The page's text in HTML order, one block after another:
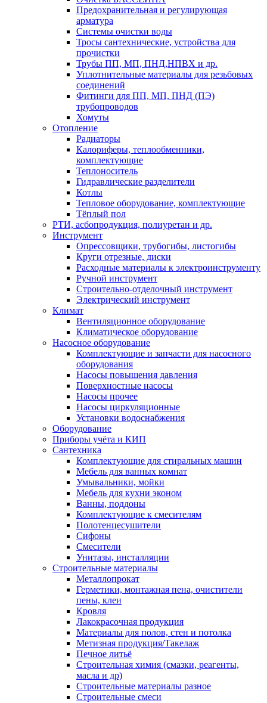
Предохранительная и регулирующая
арматура
Системы очистки воды
Тросы сантехнические, устройства для
прочистки
Трубы ПП, МП, ПНД,НПВХ и др.
Уплотнительные материалы для резьбовых
соединений
Фитинги для ПП, МП, ПНД (ПЭ)
трубопроводов
Хомуты
Отопление
Радиаторы
Калориферы, теплообменники,
комплектующие
Теплоноситель
Гидравлические разделители
Котлы
Тепловое оборудование, комплектующие
Тёплый пол
РТИ, асбопродукция, полиуретан и др.
Инструмент
Опрессовщики, трубогибы, листогибы
Круги отрезные, диски
Расходные материалы к электроинструменту
Ручной инструмент
Строительно-отделочный инструмент
Электрический инструмент
Климат
Вентиляционное оборудование
Климатическое оборудование
Насосное оборудование
Комплектующие и запчасти для насосного
оборудования
Насосы повышения давления
Поверхностные насосы
Насосы прочее
Насосы циркуляционные
Установки водоснабжения
Оборудование
Приборы учёта и КИП
Сантехника
Комплектующие для стиральных машин
Мебель для ванных комнат
Умывальники, мойки
Мебель для кухни эконом
Ванны, поддоны
Комплектующие к смесителям
Полотенцесушители
Сифоны
Смесители
Унитазы, инсталляции
Строительные материалы
Металлопрокат
Герметики, монтажная пена, очистители
пены, клеи
Кровля
Лакокрасочная продукция
Материалы для полов, стен и потолка
Метизная продукция/Такелаж
Печное литьё
Строительная химия (смазки, реагенты,
масла и др)
Строительные материалы разное
Строительные смеси